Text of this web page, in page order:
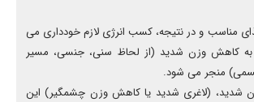
مناسب و در نتیجه، کسب انرژی لازم خودداری می
کاهش وزن شديد (از لحاظ سنی، جنسی، مسیر
منجر می شود.
شدید، (لاغری شدید یا کاهش وزن چشمگیر) این